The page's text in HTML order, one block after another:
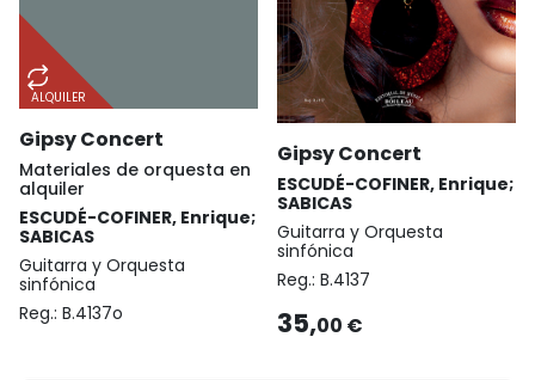
ALQUILER
Gipsy Concert
Materiales de orquesta en
alquiler
ESCUDÉ-COFINER, Enrique;
SABICAS
Guitarra y Orquesta
sinfónica
Reg.: B.4137o
Gipsy Concert
ESCUDÉ-COFINER, Enrique;
SABICAS
Guitarra y Orquesta
sinfónica
Reg.: B.4137
35,00 €